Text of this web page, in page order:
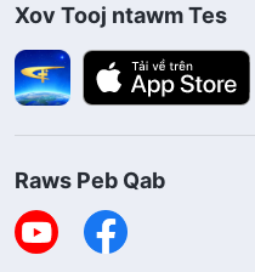
Xov Tooj ntawm Tes
Raws Peb Qab